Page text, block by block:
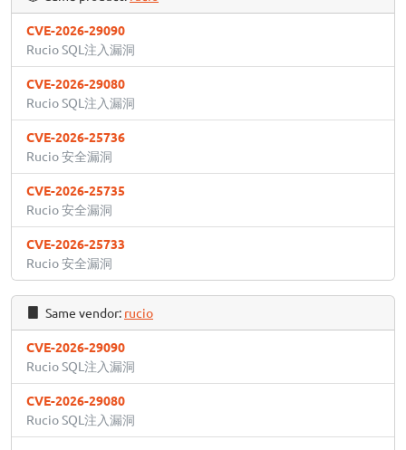
CVE-2026-29090
Rucio SQL注入漏洞
CVE-2026-29080
Rucio SQL注入漏洞
CVE-2026-25736
Rucio 安全漏洞
CVE-2026-25735
Rucio 安全漏洞
CVE-2026-25733
Rucio 安全漏洞
Same vendor: rucio
CVE-2026-29090
Rucio SQL注入漏洞
CVE-2026-29080
Rucio SQL注入漏洞